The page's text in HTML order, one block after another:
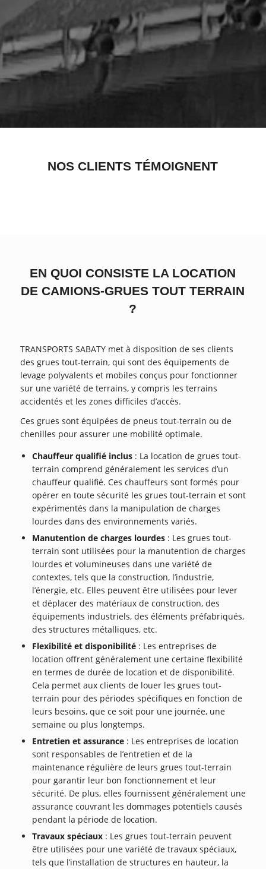
NOS CLIENTS TÉMOIGNENT
EN QUOI CONSISTE LA LOCATION
DE CAMIONS-GRUES TOUT TERRAIN
?
TRANSPORTS SABATY met à disposition de ses clients
des grues tout-terrain, qui sont des équipements de
levage polyvalents et mobiles conçus pour fonctionner
sur une variété de terrains, y compris les terrains
accidentés et les zones difficiles d’accès.
Ces grues sont équipées de pneus tout-terrain ou de
chenilles pour assurer une mobilité optimale.
Chauffeur qualifié inclus : La location de grues tout-
terrain comprend généralement les services d’un
chauffeur qualifié. Ces chauffeurs sont formés pour
opérer en toute sécurité les grues tout-terrain et sont
expérimentés dans la manipulation de charges
lourdes dans des environnements variés.
Manutention de charges lourdes : Les grues tout-
terrain sont utilisées pour la manutention de charges
lourdes et volumineuses dans une variété de
contextes, tels que la construction, l’industrie,
l’énergie, etc. Elles peuvent être utilisées pour lever
et déplacer des matériaux de construction, des
équipements industriels, des éléments préfabriqués,
des structures métalliques, etc.
Flexibilité et disponibilité : Les entreprises de
location offrent généralement une certaine flexibilité
en termes de durée de location et de disponibilité.
Cela permet aux clients de louer les grues tout-
terrain pour des périodes spécifiques en fonction de
leurs besoins, que ce soit pour une journée, une
semaine ou plus longtemps.
Entretien et assurance : Les entreprises de location
sont responsables de l’entretien et de la
maintenance régulière de leurs grues tout-terrain
pour garantir leur bon fonctionnement et leur
sécurité. De plus, elles fournissent généralement une
assurance couvrant les dommages potentiels causés
pendant la période de location.
Travaux spéciaux : Les grues tout-terrain peuvent
être utilisées pour une variété de travaux spéciaux,
tels que l’installation de structures en hauteur, la